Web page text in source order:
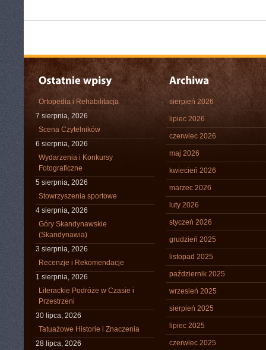
Ortopedia i Rehabilitacja
7 sierpnia, 2026
Scena Czytelników
6 sierpnia, 2026
Wydarzenia i Konkursy
Fotograficzne
5 sierpnia, 2026
Stowrzyszenia sportowe
4 sierpnia, 2026
Góry Skandynawskie
(Skandynawia)
3 sierpnia, 2026
Recenzje i Rekomendacje
1 sierpnia, 2026
Literackie Podróże w Czasie i
Przestrzeni
30 lipca, 2026
Tatuażowe Historie i Znaczenia
28 lipca, 2026
sierpień 2026
lipiec 2026
czerwiec 2026
maj 2026
kwiecień 2026
marzec 2026
luty 2026
styczeń 2026
grudzień 2025
listopad 2025
październik 2025
wrzesień 2025
sierpień 2025
lipiec 2025
czerwiec 2025